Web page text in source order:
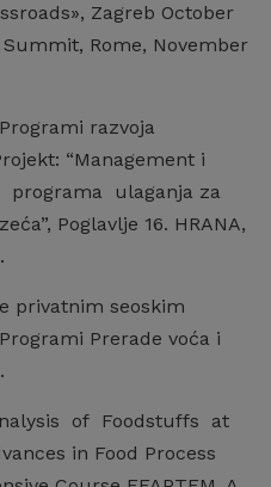
Zagreb October
Summit, Rome, November
razvoja
“Management i
programa ulaganja za
Poglavlje 16. HRANA,
privatnim seoskim
Prerade voća i
of Foodstuffs at
in Food Process